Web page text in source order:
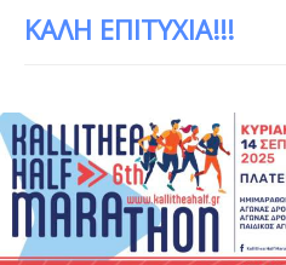
ΚΑΛΗ ΕΠΙΤΥΧΙΑ!!!